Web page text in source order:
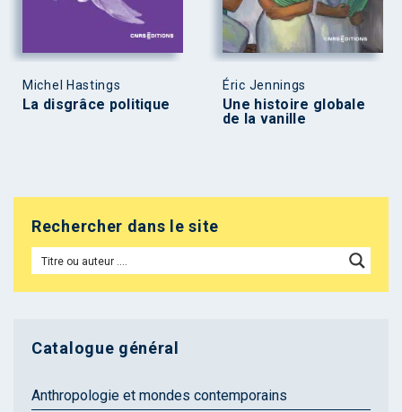
Michel Hastings
La disgrâce politique
Éric Jennings
Une histoire globale
de la vanille
Rechercher dans le site
Catalogue général
Anthropologie et mondes contemporains